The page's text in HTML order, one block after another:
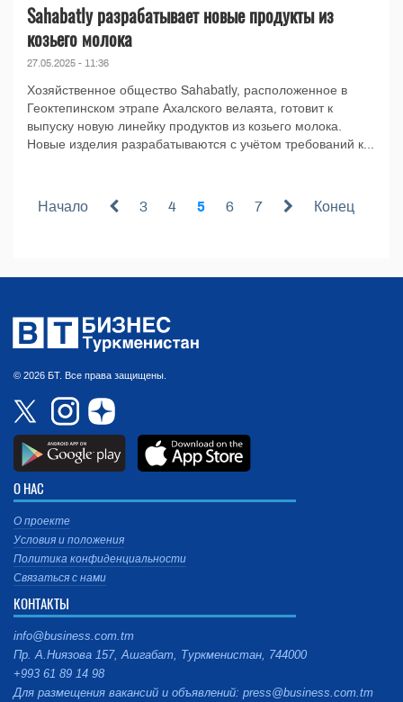
Sahabatly разрабатывает новые продукты из
козьего молока
27.05.2025 - 11:36
Хозяйственное общество Sahabatly, расположенное в
Геоктепинском этрапе Ахалского велаята, готовит к
выпуску новую линейку продуктов из козьего молока.
Новые изделия разрабатываются с учётом требований к...
Начало 3 4 5 6 7 Конец
© 2026 БТ. Все права защищены.
О НАС
О проекте
Условия и положения
Политика конфиденциальности
Связаться с нами
КОНТАКТЫ
info@business.com.tm
Пр. А.Ниязова 157, Ашгабат, Туркменистан, 744000
+993 61 89 14 98
Для размещения вакансий и объявлений: press@business.com.tm